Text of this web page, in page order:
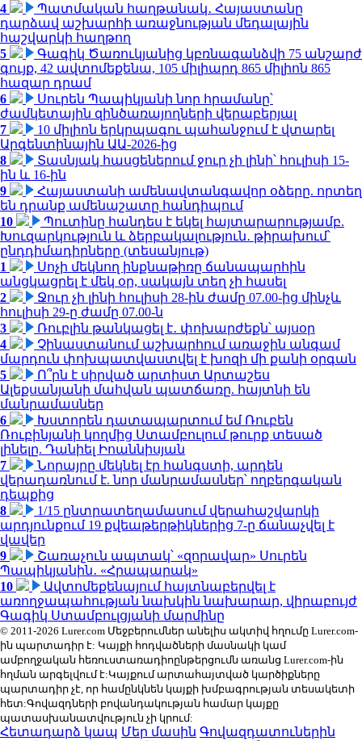
4
Պատմական հաղթանակ․ Հայաստանը
դարձավ աշխարհի առաջնության մեդալային
հաշվարկի հաղթող
5
Գագիկ Ծառուկյանից կբռնագանձվի 75 անշարժ
գույք, 42 ավտոմեքենա, 105 միլիարդ 865 միլիոն 865
հազար դրամ
6
Սուրեն Պապիկյանի նոր հրամանը՝
ժամկետային զինծառայողների վերաբերյալ
7
10 միլիոն երկրպագու պահանջում է վտարել
Արգենտինային ԱԱ-2026-ից
8
Տասնյակ հասցեներում ջուր չի լինի՝ հուլիսի 15-
ին և 16-ին
9
Հայաստանի ամենավտանգավոր օձերը. որտեղ
են դրանք ամենաշատը հանդիպում
10
Պուտինը հանդես է եկել հայտարարությամբ.
Խուզարկություն և ձերբակալություն․ թիրախում՝
ընդդիմադիրները (տեսանյութ)
1
Սոչի մեկնող ինքնաթիռը ճանապարհին
անցկացրել է մեկ օր, սակայն տեղ չի հասել
2
Ջուր չի լինի հուլիսի 28-ին ժամը 07.00-ից մինչև
հուլիսի 29-ը ժամը 07.00-ն
3
Ռուբլին թանկացել է․ փոխարժեքն՝ այսօր
4
Չինաստանում աշխարհում առաջին անգամ
մարդուն փոխպատվաստվել է խոզի մի քանի օրգան
5
Ո՞րն է սիրված արտիստ Արտաշես
Ալեքսանյանի մահվան պատճառը. հայտնի են
մանրամասներ
6
Խստորեն դատապարտում եմ Ռուբեն
Ռուբինյանի կողմից Ստամբուլում թուրք տեսած
լինելը. Դանիել Իոաննիսյան
7
Նորայրը մեկնել էր հանգստի, արդեն
վերադառնում է. նոր մանրամասներ՝ ողբերգական
դեպքից
8
1/15 ընտրատեղամասում վերահաշվարկի
արդյունքում 19 քվեաթերթիկներից 7-ը ճանաչվել է
վավեր
9
Շառաչուն ապտակ՝ «զորավար» Սուրեն
Պապիկյանին․ «Հրապարակ»
10
Ավտոմեքենայում հայտնաբերվել է
առողջապահության նախկին նախարար, վիրաբույժ
Գագիկ Ստամբուլցյանի մարմինը
© 2011-2026 Lurer.com Մեջբերումներ անելիս ակտիվ հղումը Lurer.com-
ին պարտադիր է: Կայքի հոդվածների մասնակի կամ
ամբողջական հեռուստառադիոընթերցումն առանց Lurer.com-ին
հղման արգելվում է:Կայքում արտահայտված կարծիքները
պարտադիր չէ, որ համընկնեն կայքի խմբագրության տեսակետի
հետ:Գովազդների բովանդակության համար կայքը
պատասխանատվություն չի կրում:
Հետադարձ կապ Մեր մասին Գովազդատուներին